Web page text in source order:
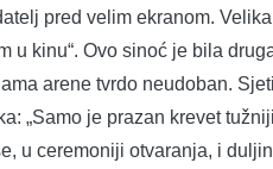
pred velim ekranom.
u kinu“. Ovo sinoć je bila
arene tvrdo neudoban.
„Samo je prazan krevet
u ceremoniji otvaranja, i